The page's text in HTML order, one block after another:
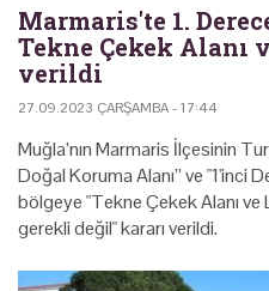
Marmaris'te 1.
Tekne Çekek
verildi
27.09.2023 ÇARŞAMBA - 17:44
Muğla’nın Marmaris İlçesinin
Doğal Koruma Alanı” ve "1'inci
bölgeye "Tekne Çekek Alanı ve
gerekli değil" kararı verildi.